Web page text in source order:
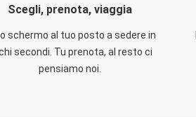
Scegli, prenota, viaggia
schermo al tuo posto a sedere in
secondi. Tu prenota, al resto ci
pensiamo noi.